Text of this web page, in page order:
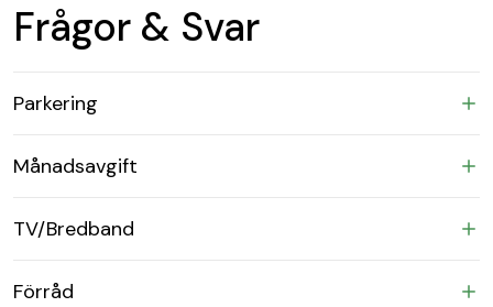
Frågor & Svar
Parkering
Månadsavgift
TV/Bredband
Förråd